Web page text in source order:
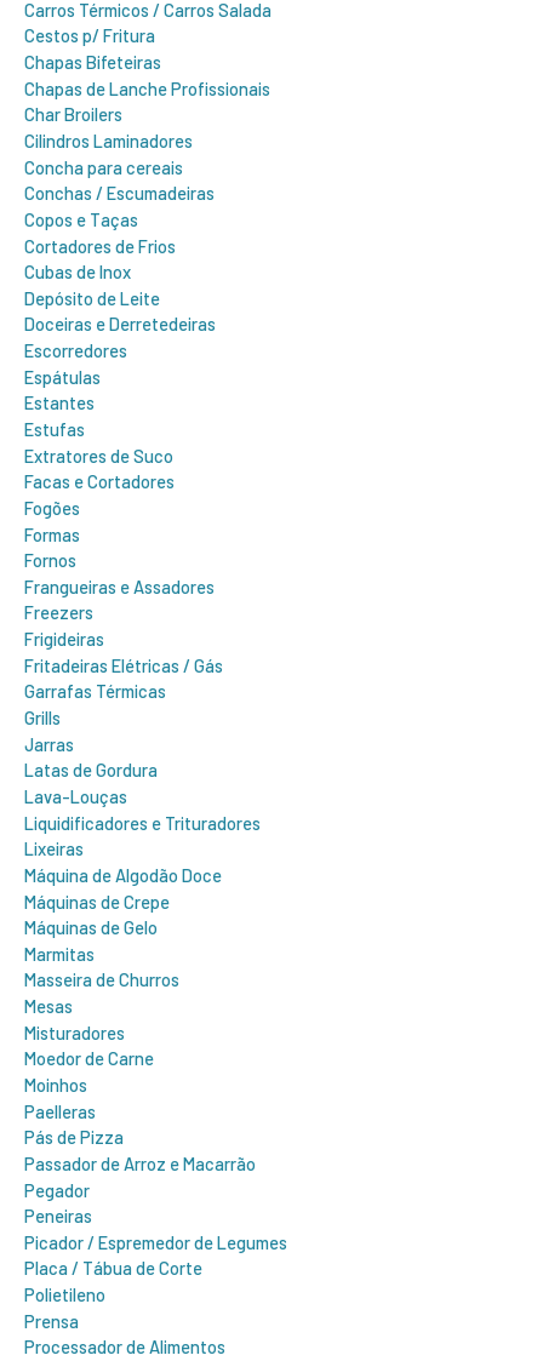
Carros Térmicos / Carros Salada
Cestos p/ Fritura
Chapas Bifeteiras
Chapas de Lanche Profissionais
Char Broilers
Cilindros Laminadores
Concha para cereais
Conchas / Escumadeiras
Copos e Taças
Cortadores de Frios
Cubas de Inox
Depósito de Leite
Doceiras e Derretedeiras
Escorredores
Espátulas
Estantes
Estufas
Extratores de Suco
Facas e Cortadores
Fogões
Formas
Fornos
Frangueiras e Assadores
Freezers
Frigideiras
Fritadeiras Elétricas / Gás
Garrafas Térmicas
Grills
Jarras
Latas de Gordura
Lava-Louças
Liquidificadores e Trituradores
Lixeiras
Máquina de Algodão Doce
Máquinas de Crepe
Máquinas de Gelo
Marmitas
Masseira de Churros
Mesas
Misturadores
Moedor de Carne
Moinhos
Paelleras
Pás de Pizza
Passador de Arroz e Macarrão
Pegador
Peneiras
Picador / Espremedor de Legumes
Placa / Tábua de Corte
Polietileno
Prensa
Processador de Alimentos